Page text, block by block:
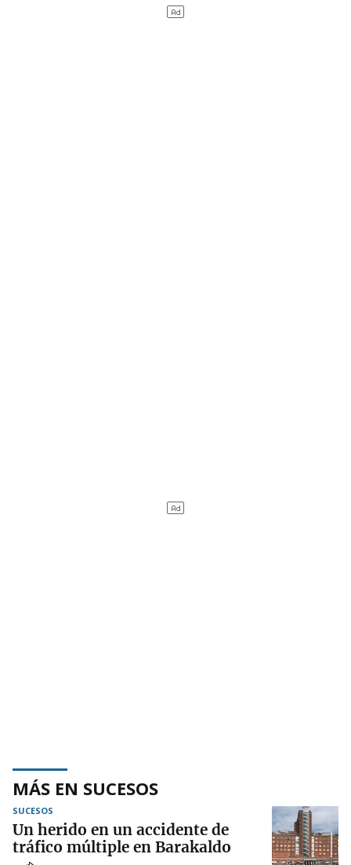
MÁS EN SUCESOS
SUCESOS
Un herido en un accidente de
tráfico múltiple en Barakaldo